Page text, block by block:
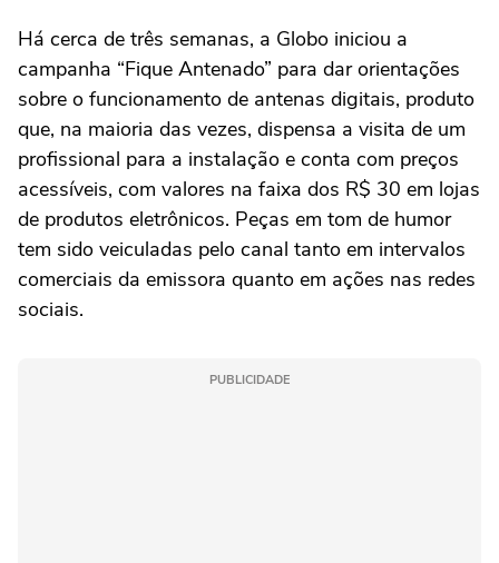
Há cerca de três semanas, a Globo iniciou a
campanha “Fique Antenado” para dar orientações
sobre o funcionamento de antenas digitais, produto
que, na maioria das vezes, dispensa a visita de um
profissional para a instalação e conta com preços
acessíveis, com valores na faixa dos R$ 30 em lojas
de produtos eletrônicos. Peças em tom de humor
tem sido veiculadas pelo canal tanto em intervalos
comerciais da emissora quanto em ações nas redes
sociais.
PUBLICIDADE